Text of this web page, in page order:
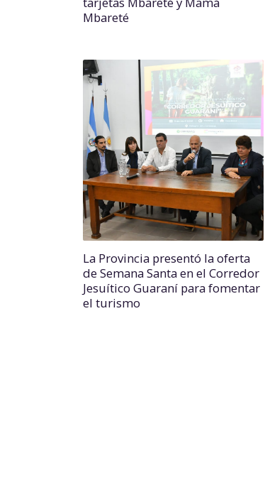
Mbareté
La Provincia presentó la oferta
de Semana Santa en el Corredor
Jesuítico Guaraní para fomentar
el turismo